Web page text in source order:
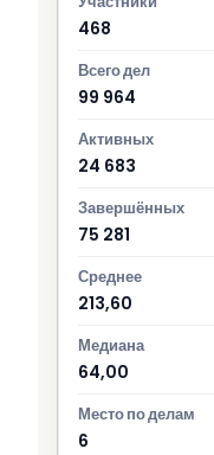
468
99 964
24 683
75 281
213,60
64,00
6